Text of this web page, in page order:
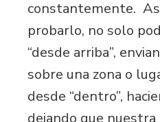
constantemente.
probarlo, no solo
“desde arriba”,
sobre una zona o
desde “dentro”,
dejando que